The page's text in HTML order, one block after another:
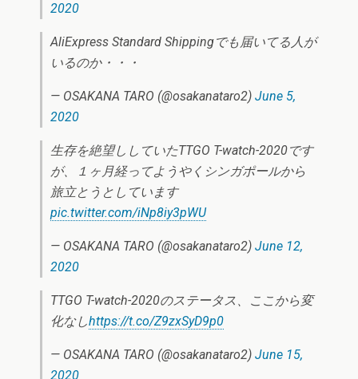
2020
AliExpress Standard Shippingでも届いてる人が
いるのか・・・
— OSAKANA TARO (@osakanataro2) June 5,
2020
生存を絶望ししていたTTGO T-watch-2020です
が、１ヶ月経ってようやくシンガポールから
旅立とうとしています
pic.twitter.com/iNp8iy3pWU
— OSAKANA TARO (@osakanataro2) June 12,
2020
TTGO T-watch-2020のステータス、ここから変
化なしhttps://t.co/Z9zxSyD9p0
— OSAKANA TARO (@osakanataro2) June 15,
2020